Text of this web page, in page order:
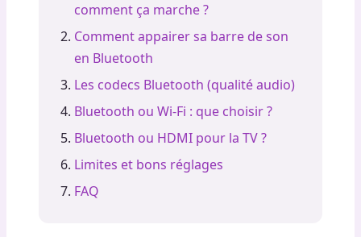
comment ça marche ?
Comment appairer sa barre de son
en Bluetooth
Les codecs Bluetooth (qualité audio)
Bluetooth ou Wi-Fi : que choisir ?
Bluetooth ou HDMI pour la TV ?
Limites et bons réglages
FAQ